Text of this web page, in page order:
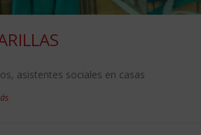
asistentes sociales en casas